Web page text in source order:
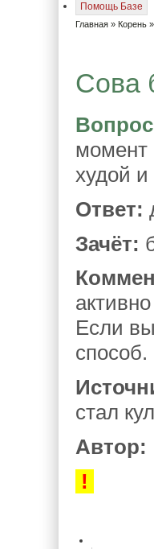
Помощь Базе
Главная » Корень »
Сова
момент
худой
Ответ:
Зачёт:
Если
способ.
стал
Автор:
!